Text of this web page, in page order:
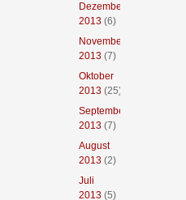
Dezember
2013 (6)
November
2013 (7)
Oktober
2013 (25)
September
2013 (7)
August
2013 (2)
Juli
2013 (5)